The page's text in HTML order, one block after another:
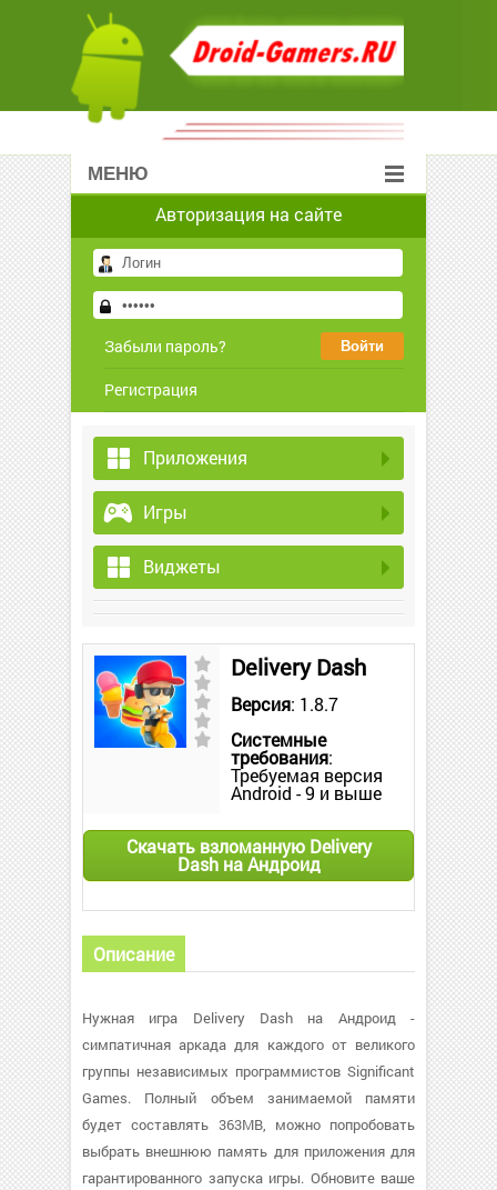
МЕНЮ
Авторизация на сайте
Забыли пароль?
Регистрация
Приложения
Игры
Виджеты
Delivery Dash
Версия: 1.8.7
Системные
требования:
Требуемая версия
Android - 9 и выше
Скачать взломанную Delivery
Dash на Андроид
Описание
Нужная игра Delivery Dash на Андроид -
симпатичная аркада для каждого от великого
группы независимых программистов Significant
Games. Полный объем занимаемой памяти
будет составлять 363MB, можно попробовать
выбрать внешнюю память для приложения для
гарантированного запуска игры. Обновите ваше